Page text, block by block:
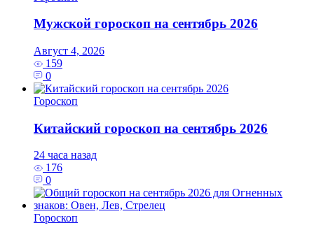
Мужской гороскоп на сентябрь 2026
Август 4, 2026
159
0
Гороскоп
Китайский гороскоп на сентябрь 2026
24 часа назад
176
0
Гороскоп